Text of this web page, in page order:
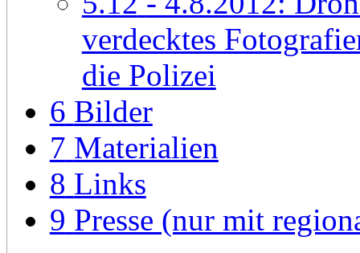
verdecktes
die Polizei
6 Bilder
7 Materialien
8 Links
9 Presse (nur mit